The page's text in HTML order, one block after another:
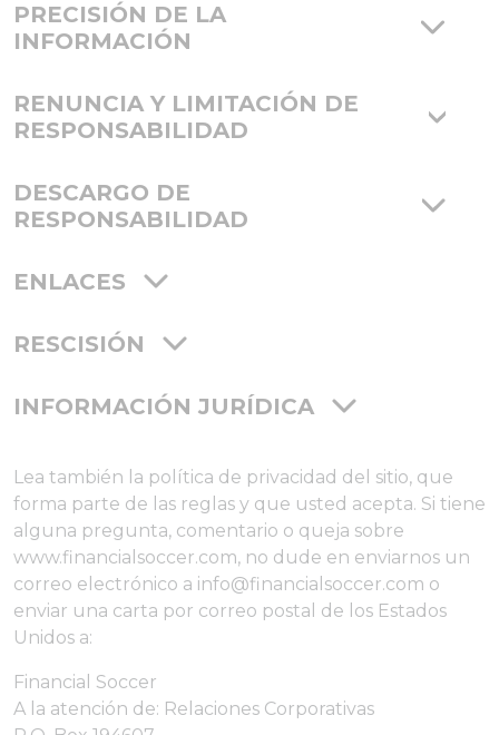
PRECISIÓN DE LA
INFORMACIÓN
RENUNCIA Y LIMITACIÓN DE
RESPONSABILIDAD
DESCARGO DE
RESPONSABILIDAD
ENLACES
RESCISIÓN
INFORMACIÓN JURÍDICA
Lea también la política de privacidad del sitio, que
forma parte de las reglas y que usted acepta. Si tiene
alguna pregunta, comentario o queja sobre
www.financialsoccer.com, no dude en enviarnos un
correo electrónico a info@financialsoccer.com o
enviar una carta por correo postal de los Estados
Unidos a:
Financial Soccer
A la atención de: Relaciones Corporativas